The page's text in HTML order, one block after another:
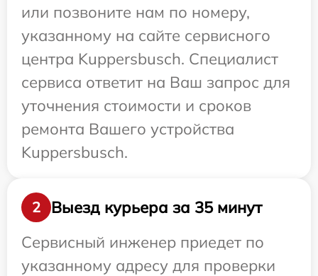
или позвоните нам по номеру,
указанному на сайте сервисного
центра Kuppersbusch. Специалист
сервиса ответит на Ваш запрос для
уточнения стоимости и сроков
ремонта Вашего устройства
Kuppersbusch.
2
Выезд курьера за 35 минут
Сервисный инженер приедет по
указанному адресу для проверки